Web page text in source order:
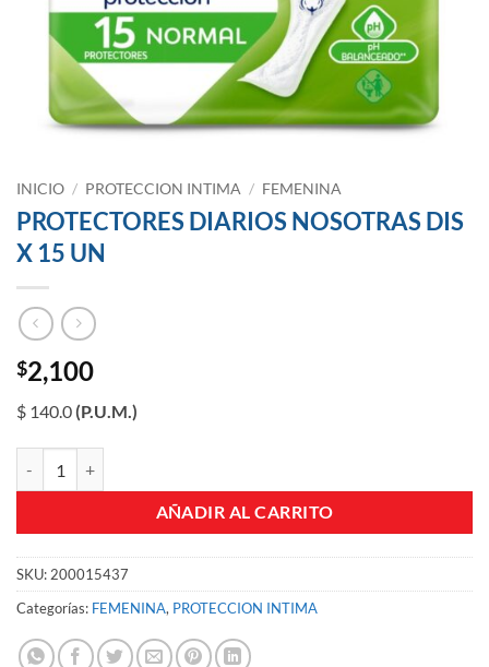
INICIO / PROTECCION INTIMA / FEMENINA
PROTECTORES DIARIOS NOSOTRAS DIS
X 15 UN
$2,100
$ 140.0(P.U.M.)
AÑADIR AL CARRITO
SKU: 200015437
Categorías: FEMENINA, PROTECCION INTIMA